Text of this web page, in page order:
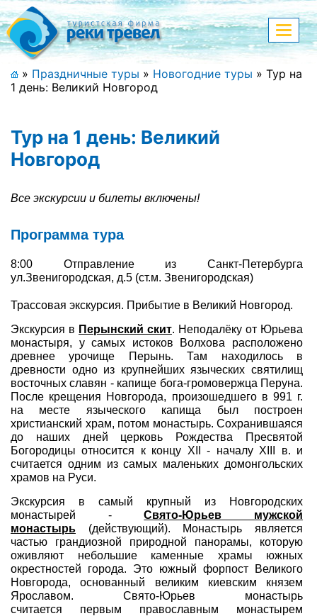
Меню
+7 (911) 182-44-68
Адрес офиса, контакты
Полная версия сайта
Главная
Страны и направления
Поиск тура
Туры по России
Автобусные туры
Круизы
Туры на пароме
Авиабилеты
Туристическая страховка
Услуги
О компании
Отзывы
меню
» Праздничные туры » Новогодние туры » Тур на
1 день: Великий Новгород
Тур на 1 день: Великий
Новгород
Все экскурсии и билеты включены!
Программа тура
8:00 Отправление из Санкт-Петербурга
ул.Звенигородская, д.5 (ст.м. Звенигородская)
Трассовая экскурсия. Прибытие в Великий Новгород.
Экскурсия в Перынский скит. Неподалёку от Юрьева
монастыря, у самых истоков Волхова расположено
древнее урочище Перынь. Там находилось в
древности одно из крупнейших языческих святилищ
восточных славян - капище бога-громовержца Перуна.
После крещения Новгорода, произошедшего в 991 г.
на месте языческого капища был построен
христианский храм, потом монастырь. Сохранившаяся
до наших дней церковь Рождества Пресвятой
Богородицы относится к концу XII - началу XIII в. и
считается одним из самых маленьких домонгольских
храмов на Руси.
Экскурсия в самый крупный из Новгородских
монастырей -Свято-Юрьев мужской
монастырь (действующий). Монастырь является
частью грандиозной природной панорамы, которую
оживляют небольшие каменные храмы южных
окрестностей города. Это южный форпост Великого
Новгорода, основанный великим киевским князем
Ярославом. Свято-Юрьев монастырь
считается первым православным монастырем